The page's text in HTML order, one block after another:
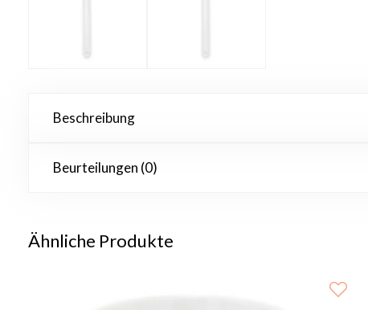
Beschreibung
Beurteilungen (0)
Ähnliche Produkte